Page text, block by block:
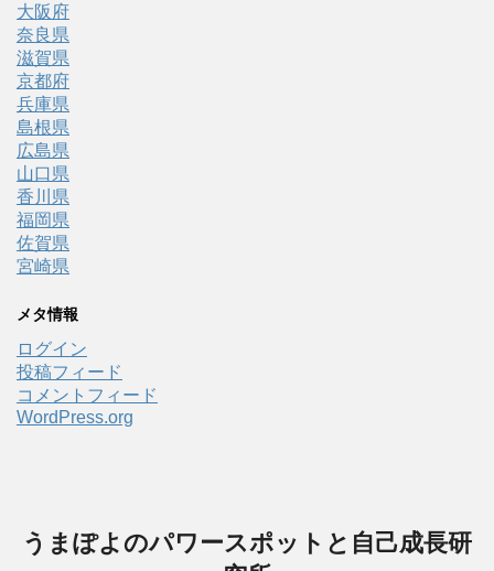
大阪府
奈良県
滋賀県
京都府
兵庫県
島根県
広島県
山口県
香川県
福岡県
佐賀県
宮崎県
メタ情報
ログイン
投稿フィード
コメントフィード
WordPress.org
うまぽよのパワースポットと自己成長研